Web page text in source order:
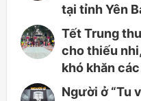
tại tỉnh Yên
Tết Trung
cho thiếu
khó khăn
Người ở “Tu